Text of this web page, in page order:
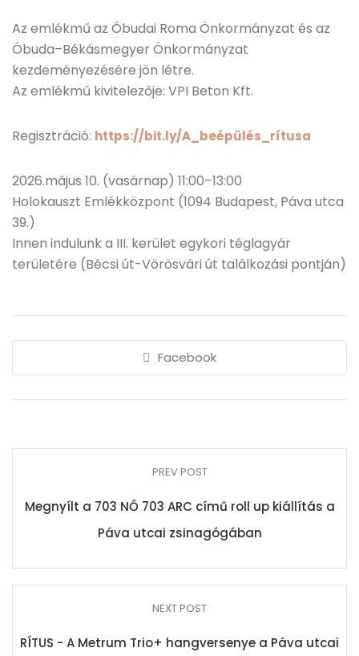
Az emlékmű az Óbudai Roma Önkormányzat és az
Óbuda–Békásmegyer Önkormányzat
kezdeményezésére jön létre.
Az emlékmű kivitelezője: VPI Beton Kft.
Regisztráció: https://bit.ly/A_beépülés_rítusa
2026.május 10. (vasárnap) 11:00–13:00
Holokauszt Emlékközpont (1094 Budapest, Páva utca
39.)
Innen indulunk a III. kerület egykori téglagyár
területére (Bécsi út-Vörösvári út találkozási pontján)
Facebook
PREV POST
Megnyílt a 703 NŐ 703 ARC című roll up kiállítás a
Páva utcai zsinagógában
NEXT POST
RÍTUS - A Metrum Trio+ hangversenye a Páva utcai